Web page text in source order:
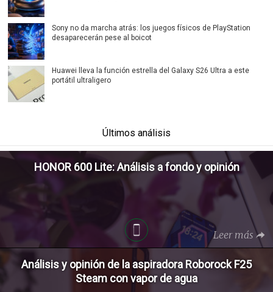
Sony no da marcha atrás: los juegos físicos de PlayStation
desaparecerán pese al boicot
Huawei lleva la función estrella del Galaxy S26 Ultra a este
portátil ultraligero
Últimos análisis
HONOR 600 Lite: Análisis a fondo y opinión
Leer más
Análisis y opinión de la aspiradora Roborock F25
Steam con vapor de agua